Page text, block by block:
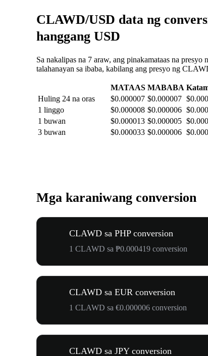
CLAWD/USD data ng
hanggang USD
Sa nakalipas na 7 araw, ang pinakamataas na
talahanayan sa ibaba, kabilang ang presyo ng
MATAAS MABABA
Huling 24 na oras
$0.000007 $0.000007
1 linggo
$0.000008 $0.000006
1 buwan
$0.000013 $0.000005
3 buwan
$0.000033 $0.000006
Mga karaniwang conversion
CLAWD sa PHP conversion
1 CLAWD sa ₱0.000419 conversion
CLAWD sa EUR conversion
1 CLAWD sa €0.000006 conversion
CLAWD sa JPY conversion